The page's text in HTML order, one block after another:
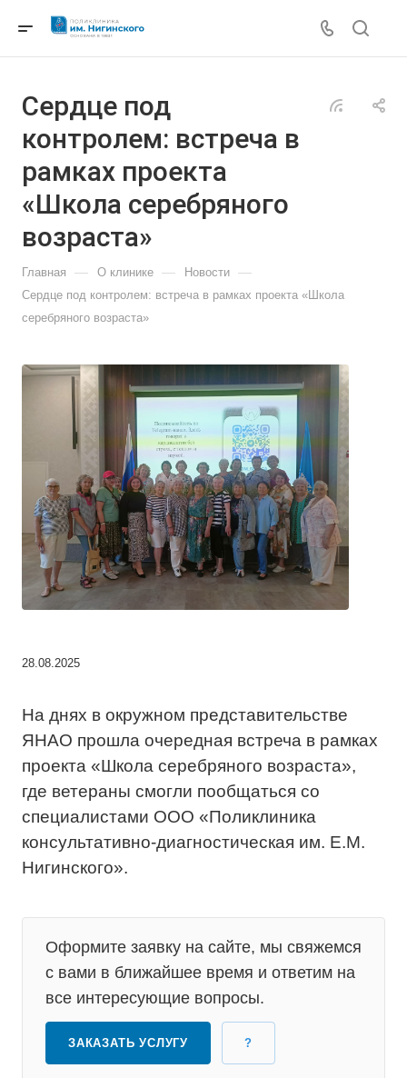
Сердце под
контролем: встреча в
рамках проекта
«Школа серебряного
возраста»
Главная — О клинике — Новости —
Сердце под контролем: встреча в рамках проекта «Школа
серебряного возраста»
28.08.2025
На днях в окружном представительстве
ЯНАО прошла очередная встреча в рамках
проекта «Школа серебряного возраста»,
где ветераны смогли пообщаться со
специалистами ООО «Поликлиника
консультативно-диагностическая им. Е.М.
Нигинского».
Оформите заявку на сайте, мы свяжемся
с вами в ближайшее время и ответим на
все интересующие вопросы.
ЗАКАЗАТЬ УСЛУГУ ?